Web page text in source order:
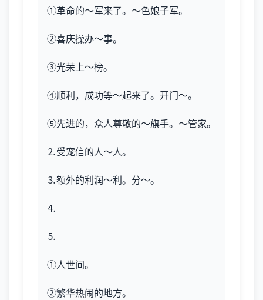
①革命的～军来了。～色娘子军。
②喜庆操办～事。
③光荣上～榜。
④顺利，成功等～起来了。开门～。
⑤先进的，众人尊敬的～旗手。～管家。
⒉受宠信的人～人。
⒊额外的利润～利。分～。
⒋
⒌
①人世间。
②繁华热闹的地方。